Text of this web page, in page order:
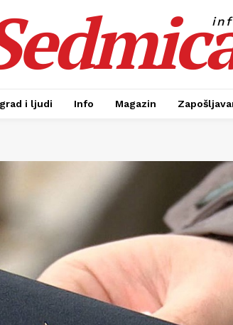
i ljudi Info Magazin